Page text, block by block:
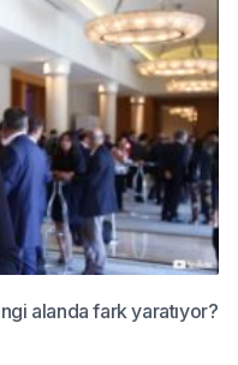
alanda fark yaratıyor?